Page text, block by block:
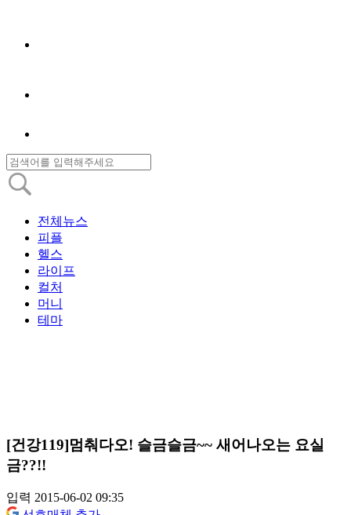
전체뉴스
피플
헬스
라이프
컬처
머니
테마
[건강119]멈춰다오! 슬금슬금~~ 새어나오는 요실
금??!!
입력 2015-06-02 09:35